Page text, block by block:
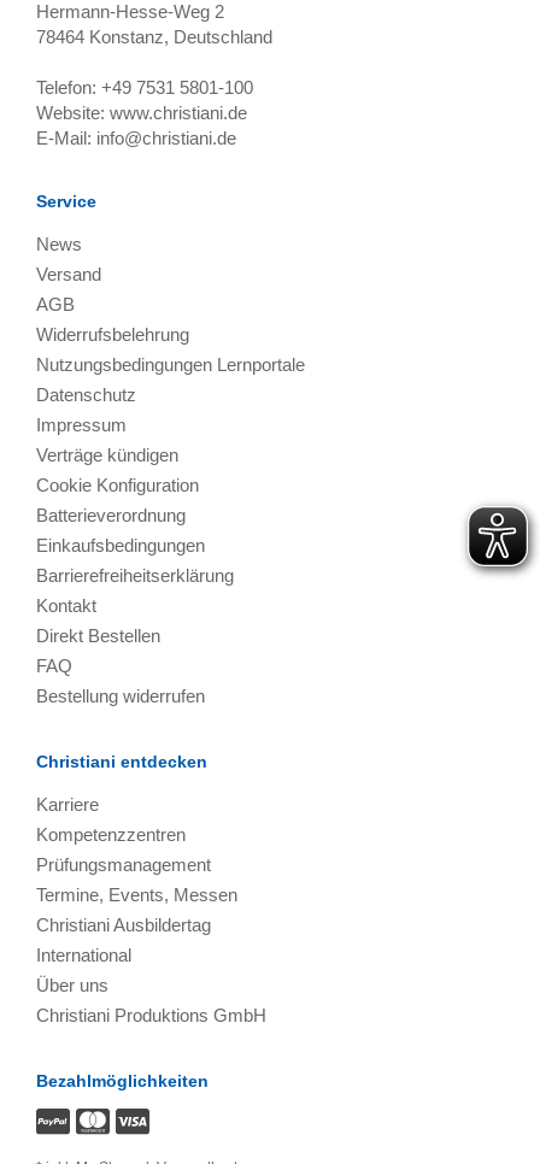
Hermann-Hesse-Weg 2
78464 Konstanz, Deutschland
Telefon: +49 7531 5801-100
Website: www.christiani.de
E-Mail: info@christiani.de
Service
News
Versand
AGB
Widerrufsbelehrung
Nutzungsbedingungen Lernportale
Datenschutz
Impressum
Verträge kündigen
Cookie Konfiguration
Batterieverordnung
Einkaufsbedingungen
Barrierefreiheitserklärung
Kontakt
Direkt Bestellen
FAQ
Bestellung widerrufen
Christiani entdecken
Karriere
Kompetenzzentren
Prüfungsmanagement
Termine, Events, Messen
Christiani Ausbildertag
International
Über uns
Christiani Produktions GmbH
Bezahlmöglichkeiten